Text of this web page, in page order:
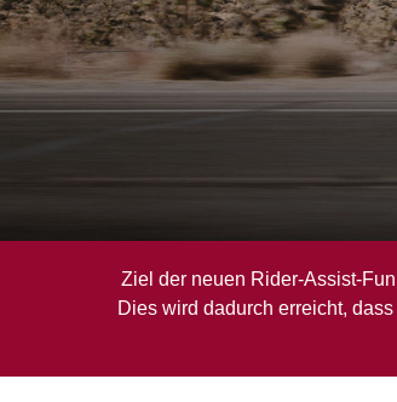
Ziel der neuen Rider-Assist-
Dies wird dadurch erreicht,